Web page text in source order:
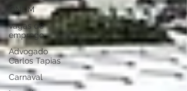
ONDM
vagas de
emprego
Advogado
Carlos Tapias
Carnaval